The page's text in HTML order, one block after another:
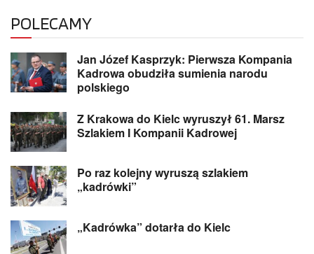
POLECAMY
Jan Józef Kasprzyk: Pierwsza Kompania
Kadrowa obudziła sumienia narodu
polskiego
Z Krakowa do Kielc wyruszył 61. Marsz
Szlakiem I Kompanii Kadrowej
Po raz kolejny wyruszą szlakiem
„kadrówki”
„Kadrówka” dotarła do Kielc